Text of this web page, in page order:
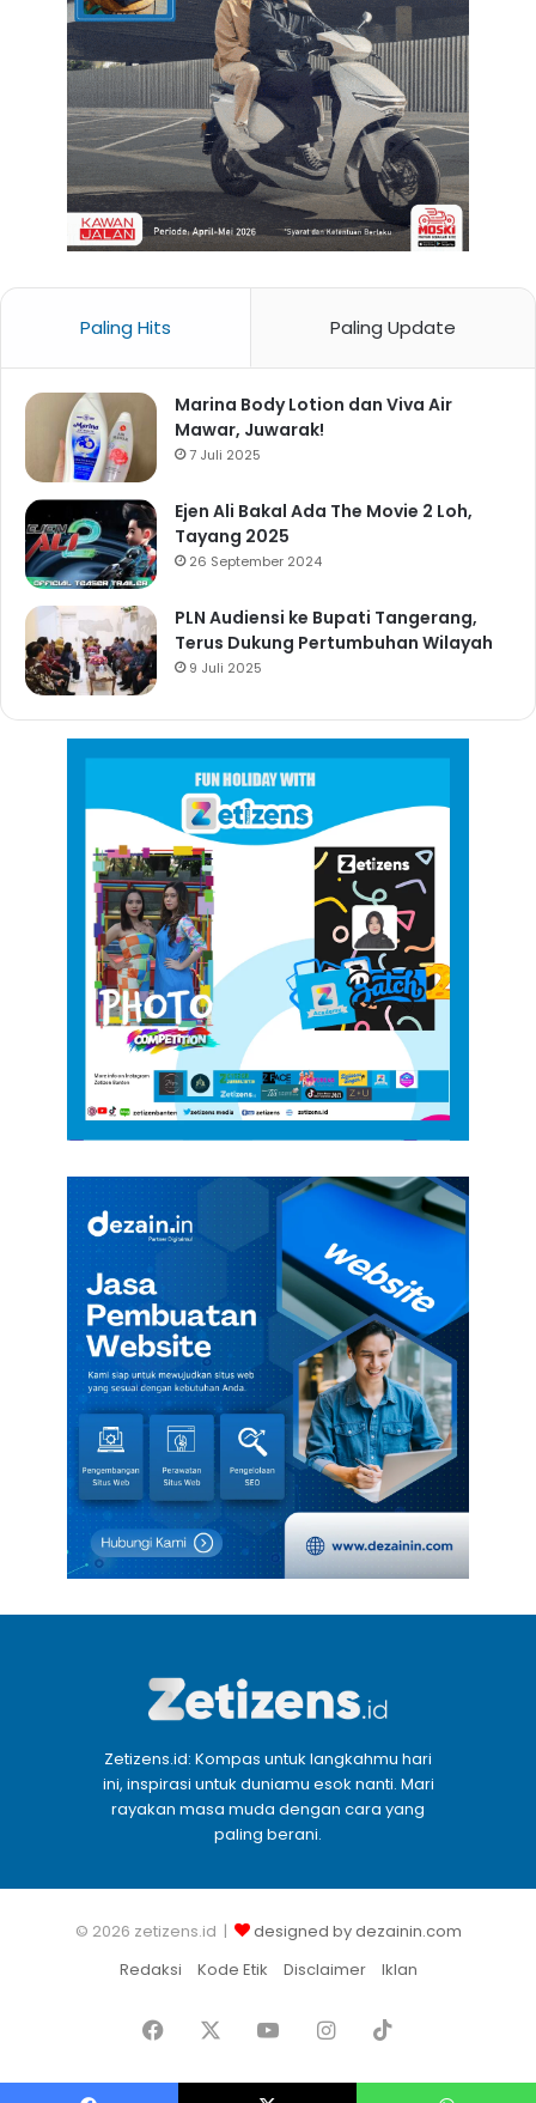
Paling Hits Paling Update
Marina Body Lotion dan Viva Air
Mawar, Juwarak!
7 Juli 2025
Ejen Ali Bakal Ada The Movie 2 Loh,
Tayang 2025
26 September 2024
PLN Audiensi ke Bupati Tangerang,
Terus Dukung Pertumbuhan Wilayah
9 Juli 2025
Zetizens.id: Kompas untuk langkahmu hari
ini, inspirasi untuk duniamu esok nanti. Mari
rayakan masa muda dengan cara yang
paling berani.
© 2026 zetizens.id |
designed by dezainin.com
Redaksi
Kode Etik Disclaimer Iklan
Facebook YouTubeInstagram